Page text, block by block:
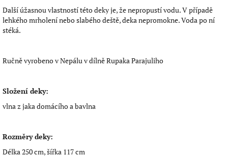
Další úžasnou vlastností této deky je, že nepropustí vodu. V případě
lehkého mrholení nebo slabého deště, deka nepromokne. Voda po ní
stéká.
Ručně vyrobeno v Nepálu v dílně Rupaka Parajuliho
Složení deky:
vlna z jaka domácího a bavlna
Rozměry deky:
Délka 250 cm, šířka 117 cm